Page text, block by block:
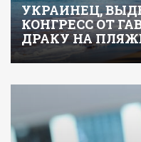
УКРАИНЕЦ,
КОНГРЕСС ОТ
ДРАКУ НА